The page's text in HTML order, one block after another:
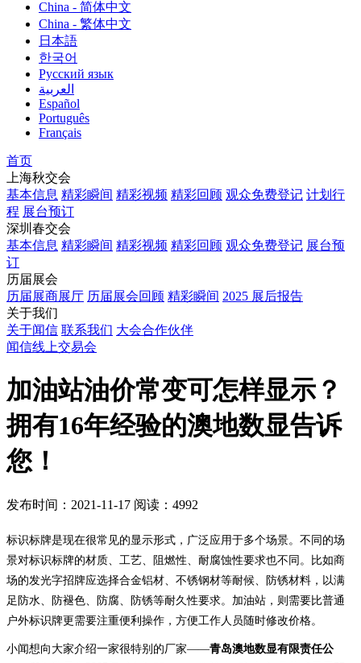
China - 简体中文
China - 繁体中文
日本語
한국어
Русский язык
العربية
Español
Português
Français
首页
上海秋交会
基本信息 精彩瞬间 精彩视频 精彩回顾 观众免费登记 计划行
程 展台预订
深圳春交会
基本信息 精彩瞬间 精彩视频 精彩回顾 观众免费登记 展台预
订
历届展会
历届展商展厅 历届展会回顾 精彩瞬间 2025 展后报告
关于我们
关于闻信 联系我们 大会合作伙伴
闻信线上交易会
加油站油价常变可怎样显示？
拥有16年经验的澳地数显告诉
您！
发布时间：2021-11-17 阅读：4992
标识标牌是现在很常见的显示形式，广泛应用于多个场景。不同的场
景对标识标牌的材质、工艺、阻燃性、耐腐蚀性要求也不同。比如商
场的发光字招牌应选择合金铝材、不锈钢材等耐候、防锈材料，以满
足防水、防褪色、防腐、防锈等耐久性要求。加油站，则需要比普通
户外标识牌更需要注重便利操作，方便工作人员随时修改价格。
小闻想向大家介绍一家很特别的厂家——青岛澳地数显有限责任公